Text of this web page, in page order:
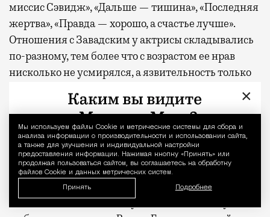
миссис Сэвидж», «Дальше — тишина», «Последняя
жертва», «Правда — хорошо, а счастье лучше».
Отношения с Завадским у актрисы складывались
по-разному, тем более что с возрастом ее нрав
нисколько не усмирялся, а язвительность только
его Пушком. Он был высокого роста — и
становился то Бельведером Аполлонским, то
«вытянутым в длину лилипутом». Слова
Раневской о Завадском-режиссере, равно как о
современном ей театре как таковом даже
повторять не хочется. Коллег-артистов актриса
тоже не баловала благодушием. Хотя были у нее и
Уведомление
Мы используем файлы Сookie и метрические системы для сбора и
анализа информации о производительности и использовании сайта,
а также для улучшения и индивидуальной настройки
предоставления информации. Нажимая кнопку «Принять» или
продолжая пользоваться сайтом, вы соглашаетесь на обработку
файлов Cookie и данных метрических систем.
Принять Подробнее
×